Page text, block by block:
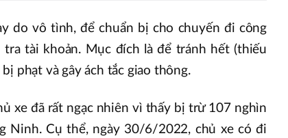
do vô tình, để chuẩn bị cho chuyến đi công
tra tài khoản. Mục đích là để tránh hết (thiếu
phạt và gây ách tắc giao thông.
xe đã rất ngạc nhiên vì thấy bị trừ 107 nghìn
Ninh. Cụ thể, ngày 30/6/2022, chủ xe có đi